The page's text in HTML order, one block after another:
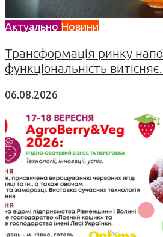
Актуально Новини
Трансформація ринку
функціональність
06.08.2026